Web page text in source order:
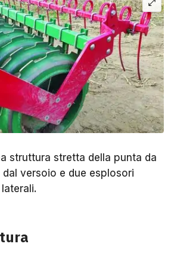
struttura stretta della punta da
versoio e due esplosori